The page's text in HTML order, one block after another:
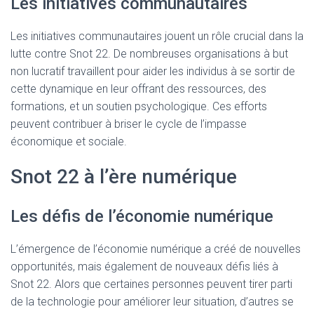
Les initiatives communautaires jouent un rôle crucial dans la
lutte contre Snot 22. De nombreuses organisations à but
non lucratif travaillent pour aider les individus à se sortir de
cette dynamique en leur offrant des ressources, des
formations, et un soutien psychologique. Ces efforts
peuvent contribuer à briser le cycle de l’impasse
économique et sociale.
Snot 22 à l’ère numérique
Les défis de l’économie numérique
L’émergence de l’économie numérique a créé de nouvelles
opportunités, mais également de nouveaux défis liés à
Snot 22. Alors que certaines personnes peuvent tirer parti
de la technologie pour améliorer leur situation, d’autres se